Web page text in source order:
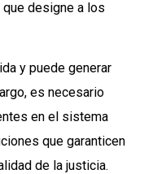
designe a los
y puede generar
es necesario
en el sistema
que garanticen
de la justicia.